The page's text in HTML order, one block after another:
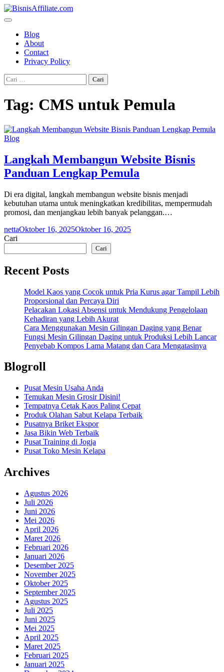
Skip
to
Blog
About
Contact
Privacy Policy
Cari
untuk:
Tag: CMS untuk Pemula
Blog
Langkah Membangun Website Bisnis
Panduan Lengkap Pemula
Di era digital, langkah membangun website bisnis menjadi
kebutuhan utama untuk meningkatkan kredibilitas, mempermudah
promosi, dan menjangkau lebih banyak pelanggan.…
nettaOktober 16, 2025Oktober 16, 2025
Cari
Cari
Recent Posts
Model Kaos yang Cocok untuk Pria Kurus agar Tampil Lebih
Proporsional dan Percaya Diri
Pelacakan Lokasi Absensi untuk Mendukung Pengelolaan
Kehadiran yang Lebih Akurat
Cara Menggunakan Mesin Gilingan Daging yang Benar
Fungsi Mesin Gilingan Daging untuk Produksi Lebih Lancar
Penyebab Kompos Lama Matang dan Cara Mengatasinya
Blogroll
Pusat Mesin Usaha Anda
Temukan Mesin Grosir Disini!
Tempatnya Cetak Kaos Paling Cepat
Produk Olahan Sabut Kelapa Terbaik
Pusatnya Briket Ekspor
Jasa Bikin Web Terbaik
Pusat Training di Jogja
Pusat Toko Mesin Kelapa
Archives
Agustus 2026
Juli 2026
Juni 2026
Mei 2026
April 2026
Maret 2026
Februari 2026
Januari 2026
Desember 2025
November 2025
Oktober 2025
September 2025
Agustus 2025
Juli 2025
Juni 2025
Mei 2025
April 2025
Maret 2025
Februari 2025
Januari 2025